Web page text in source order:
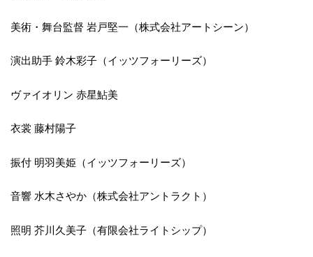
美術・舞台監督 岩戸堅一（株式会社アートシーン）
​演出助手 鈴木彩子（イッツフォーリーズ）
ヴァイオリン 赤星鮎美
衣裳 藤村陽子
振付 明羽美姫（イッツフォーリーズ）
音響 水木さやか（株式会社アントラクト）
​照明 芥川久美子（有限会社ライトシップ）